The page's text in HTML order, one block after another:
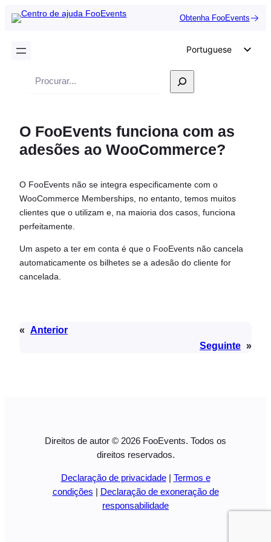
Obtenha FooEvents
Portuguese
English
German
Spanish
Italian
Polish
Czech
Pesquisar
O FooEvents funciona com as
adesões ao WooCommerce?
O FooEvents não se integra especificamente com o
WooCommerce Memberships, no entanto, temos muitos
clientes que o utilizam e, na maioria dos casos, funciona
perfeitamente.
Um aspeto a ter em conta é que o FooEvents não cancela
automaticamente os bilhetes se a adesão do cliente for
cancelada.
« Anterior
Seguinte »
Direitos de autor © 2026 FooEvents. Todos os
direitos reservados.
Declaração de privacidade| Termos e
condições
Declaração de exoneração de
responsabilidade